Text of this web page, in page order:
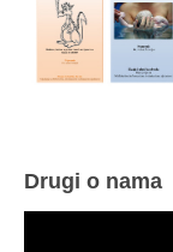
Drugi o nama